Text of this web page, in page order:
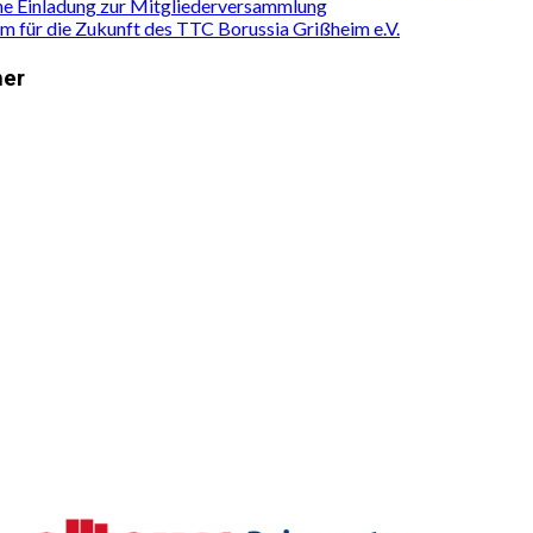
Einladung zur Mitgliederversammlung
für die Zukunft des TTC Borussia Grißheim e.V.